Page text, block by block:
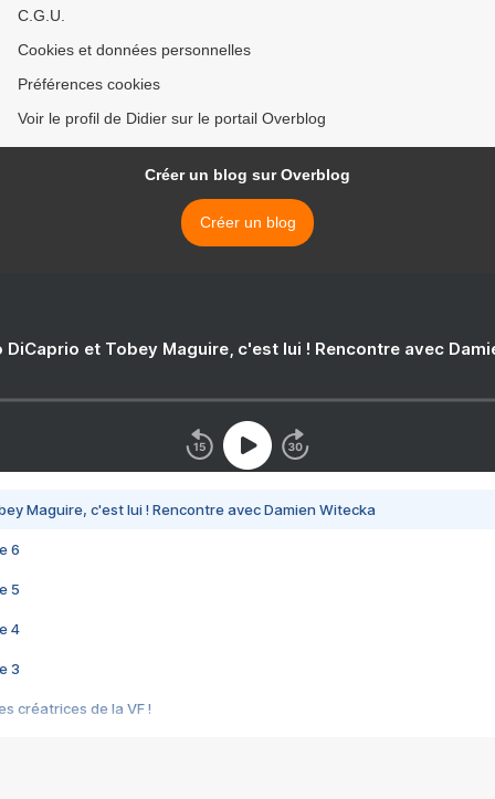
C.G.U.
Cookies et données personnelles
Préférences cookies
Voir le profil de Didier sur le portail Overblog
Créer un blog sur Overblog
Créer un blog
DiCaprio et Tobey Maguire, c'est lui ! Rencontre avec
Maguire, c'est lui ! Rencontre avec Damien Witecka
6
5
4
3
créatrices de la VF !